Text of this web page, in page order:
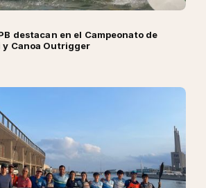
destacan en el Campeonato de
y Canoa Outrigger